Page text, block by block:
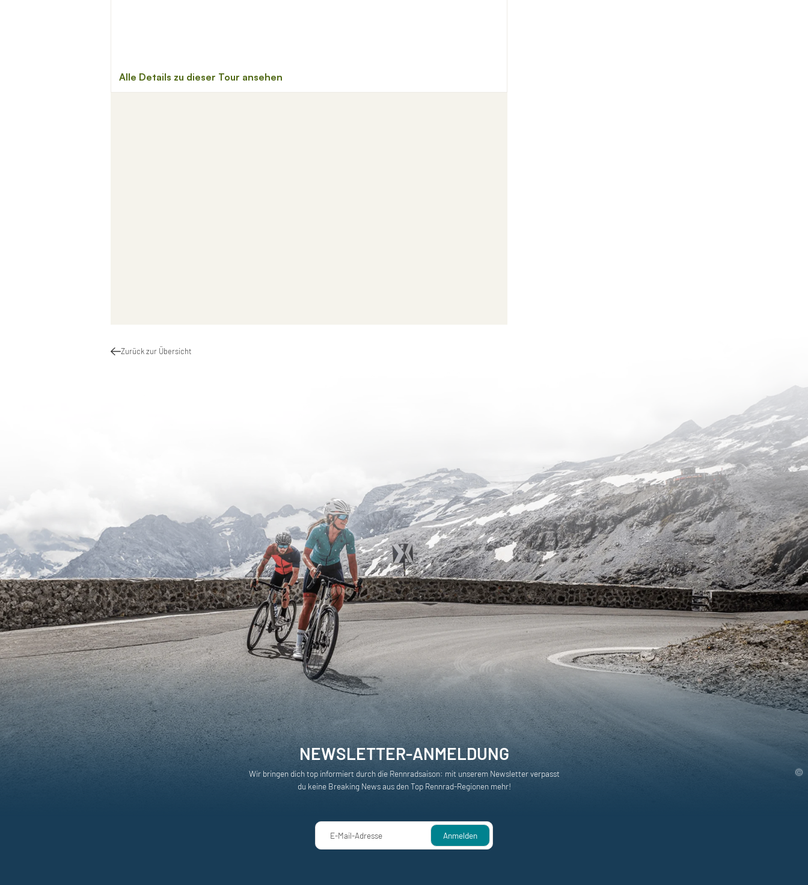
Zurück zur Übersicht
NEWSLETTER-ANMELDUNG
Wir bringen dich top informiert durch die Rennradsaison: mit unserem Newsletter verpasst
du keine Breaking News aus den Top Rennrad-Regionen mehr!
E-Mail-Adresse Anmelden